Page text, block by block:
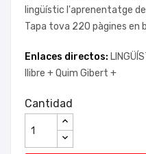
lingüístic l'aprenentatge de
Tapa tova 220 pàgines en
Enlaces directos:
llibre +Quim Gibert +
Cantidad